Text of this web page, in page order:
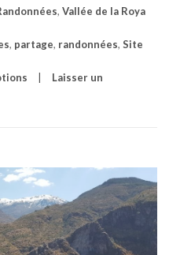
, Vallée de la Roya
, partage, randonnées, Site
Laisser un